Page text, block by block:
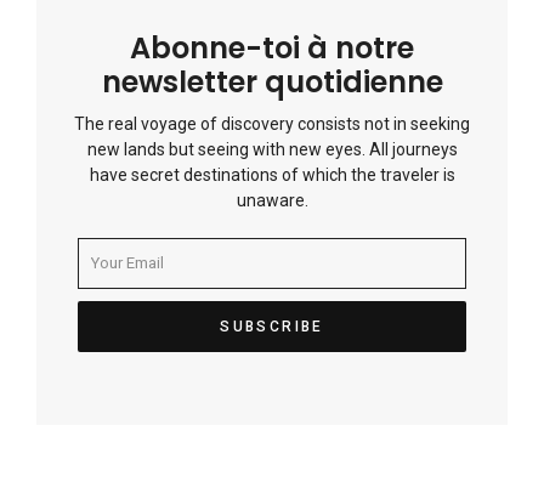
Abonne-toi à notre
newsletter quotidienne
The real voyage of discovery consists not in seeking
new lands but seeing with new eyes. All journeys
have secret destinations of which the traveler is
unaware.